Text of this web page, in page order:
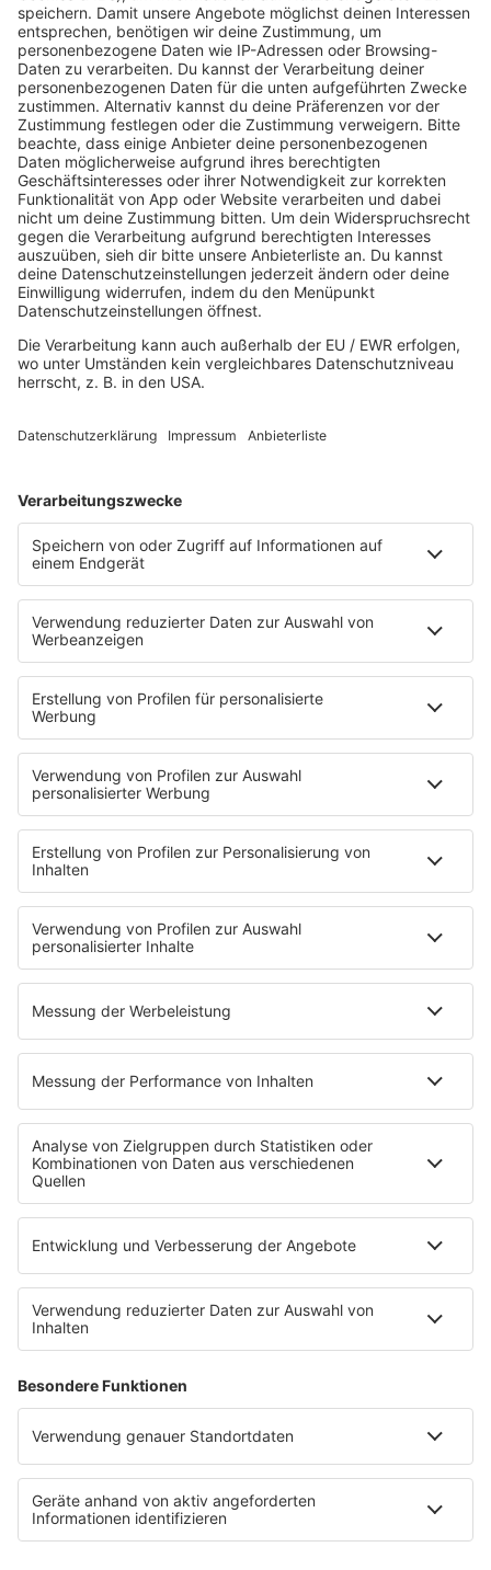
MEHR LESEN
ROCKFAKTEN ARCHIV
HOME
MUSIK
Playlist
Streams
Rocknews
Band-Alphabet
Rockfakten
Rockquiz
Videos
PROGRAMM
Sendungen
Moderatoren
Podcasts
Hells Bells
Musikwunsch
AKTIONEN
Backstagebereich
King of BOB
Beichtstuhl
Neuerscheinung
Newcomer
Konzertkalender
Festivals
Wacken Open Air
SHOP
RADIO BOB!
Impressum
Kontakt
myBOB App
BOB-Plakate & Aufkleber bestellen
Datenschutz
Datenschutzeinstellungen
Teilnahmebedingungen
RADIO BOB! auf radioplayer.de
Partner
Wacken Radio by RADIO BOB!